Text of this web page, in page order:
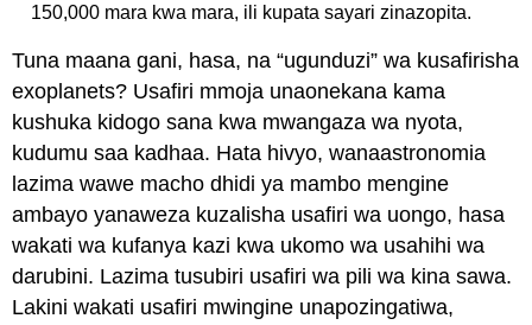
150,000 mara kwa mara, ili kupata sayari zinazopita.
Tuna maana gani, hasa, na “ugunduzi” wa kusafirisha
exoplanets? Usafiri mmoja unaonekana kama
kushuka kidogo sana kwa mwangaza wa nyota,
kudumu saa kadhaa. Hata hivyo, wanaastronomia
lazima wawe macho dhidi ya mambo mengine
ambayo yanaweza kuzalisha usafiri wa uongo, hasa
wakati wa kufanya kazi kwa ukomo wa usahihi wa
darubini. Lazima tusubiri usafiri wa pili wa kina sawa.
Lakini wakati usafiri mwingine unapozingatiwa,